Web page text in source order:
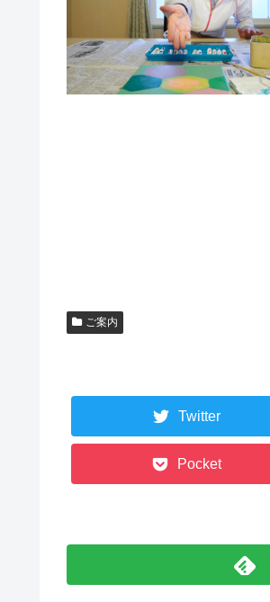
ご案内
Twitter
Pocket